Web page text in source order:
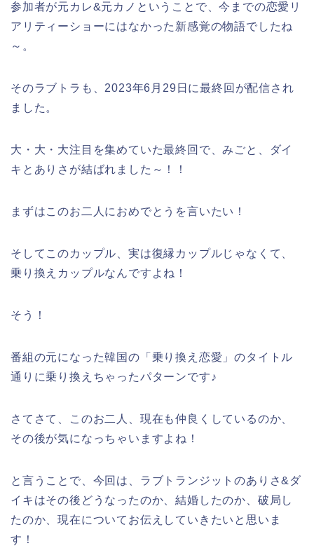
参加者が元カレ&元カノということで、今までの恋愛リ
アリティーショーにはなかった新感覚の物語でしたね
～。
そのラブトラも、2023年6月29日に最終回が配信され
ました。
大・大・大注目を集めていた最終回で、みごと、ダイ
キとありさが結ばれました～！！
まずはこのお二人におめでとうを言いたい！
そしてこのカップル、実は復縁カップルじゃなくて、
乗り換えカップルなんですよね！
そう！
番組の元になった韓国の「乗り換え恋愛」のタイトル
通りに乗り換えちゃったパターンです♪
さてさて、このお二人、現在も仲良くしているのか、
その後が気になっちゃいますよね！
と言うことで、今回は、ラブトランジットのありさ&ダ
イキはその後どうなったのか、結婚したのか、破局し
たのか、現在についてお伝えしていきたいと思いま
す！